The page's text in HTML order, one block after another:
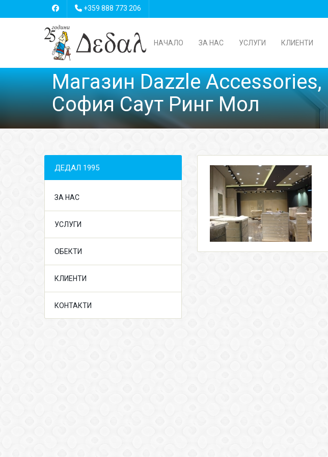
+359 888 773 206
НАЧАЛО ЗА НАС УСЛУГИ КЛИЕНТИ
Mагазин Dazzle Accessories,
София Саут Ринг Мол
ДЕДАЛ 1995
ЗА НАС
УСЛУГИ
ОБЕКТИ
КЛИЕНТИ
КОНТАКТИ